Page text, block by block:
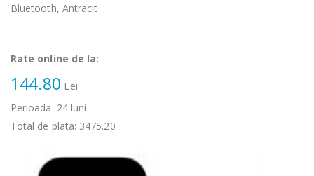
Bluetooth, Antracit
Rate online de la:
144.80 Lei
Perioada: 24luni
Total de plata: 3475.20
carne
199,00 Lei
bucatarie